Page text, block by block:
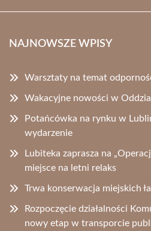
NAJNOWSZE WPISY
Warsztaty na temat
Wakacyjne nowości w
Potańcówka na rynku w
wydarzenie
Lubiteka zaprasza na
miejsce na letni relaks
Trwa konserwacja miejskich
Rozpoczęcie działalności
nowy etap w transporcie